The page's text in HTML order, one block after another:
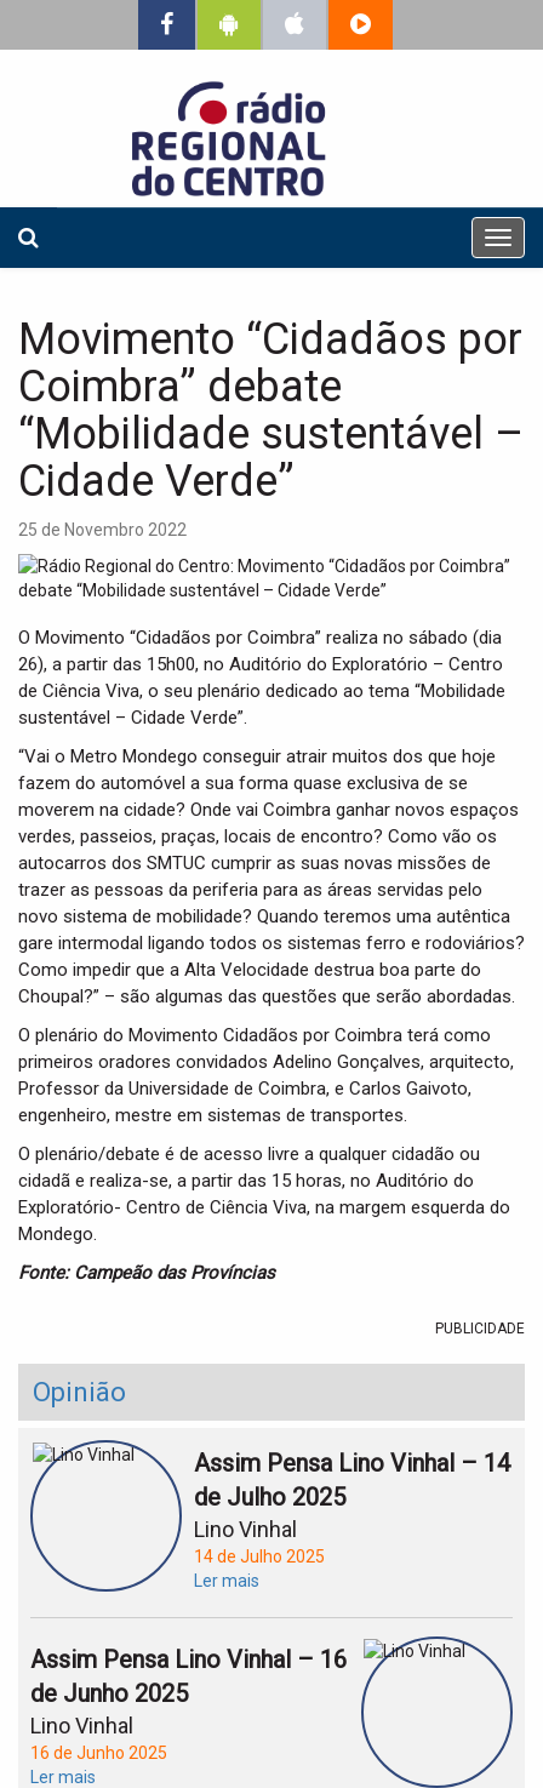
T
o
l
i
Movimento “Cidadãos por
Coimbra” debate
“Mobilidade sustentável –
Cidade Verde”
25 de Novembro 2022
O Movimento “Cidadãos por Coimbra” realiza no sábado (dia
26), a partir das 15h00, no Auditório do Exploratório – Centro
de Ciência Viva, o seu plenário dedicado ao tema “Mobilidade
sustentável – Cidade Verde”.
“Vai o Metro Mondego conseguir atrair muitos dos que hoje
fazem do automóvel a sua forma quase exclusiva de se
moverem na cidade? Onde vai Coimbra ganhar novos espaços
verdes, passeios, praças, locais de encontro? Como vão os
autocarros dos SMTUC cumprir as suas novas missões de
trazer as pessoas da periferia para as áreas servidas pelo
novo sistema de mobilidade? Quando teremos uma autêntica
gare intermodal ligando todos os sistemas ferro e rodoviários?
Como impedir que a Alta Velocidade destrua boa parte do
Choupal?” – são algumas das questões que serão abordadas.
O plenário do Movimento Cidadãos por Coimbra terá como
primeiros oradores convidados Adelino Gonçalves, arquitecto,
Professor da Universidade de Coimbra, e Carlos Gaivoto,
engenheiro, mestre em sistemas de transportes.
O plenário/debate é de acesso livre a qualquer cidadão ou
cidadã e realiza-se, a partir das 15 horas, no Auditório do
Exploratório- Centro de Ciência Viva, na margem esquerda do
Mondego.
Fonte: Campeão das Províncias
PUBLICIDADE
Opinião
Assim Pensa Lino Vinhal – 14
de Julho 2025
Lino Vinhal
14 de Julho 2025
Ler mais
Assim Pensa Lino Vinhal – 16
de Junho 2025
Lino Vinhal
16 de Junho 2025
Ler mais